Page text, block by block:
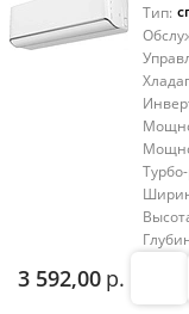
Тип:
3 592,00 р.